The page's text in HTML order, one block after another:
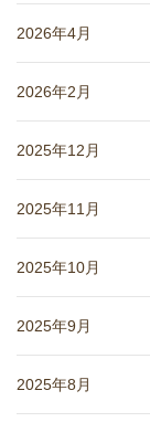
2026年4月
2026年2月
2025年12月
2025年11月
2025年10月
2025年9月
2025年8月